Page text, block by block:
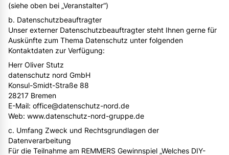
(siehe oben bei „Veranstalter“)
b. Datenschutzbeauftragter
Unser externer Datenschutzbeauftragter steht Ihnen gerne für
Auskünfte zum Thema Datenschutz unter folgenden
Kontaktdaten zur Verfügung:
Herr Oliver Stutz
datenschutz nord GmbH
Konsul-Smidt-Straße 88
28217 Bremen
E-Mail: office@datenschutz-nord.de
Web: www.datenschutz-nord-gruppe.de
c. Umfang Zweck und Rechtsgrundlagen der
Datenverarbeitung
Für die Teilnahme am REMMERS Gewinnspiel „Welches DIY-